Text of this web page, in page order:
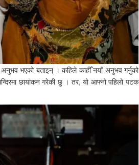
भएको बताइन् । कहिले काहीँ नयाँ अनुभव गर्नुको
छायांकन गरेकी छु । तर, यो आफ्नो पहिलो पटक